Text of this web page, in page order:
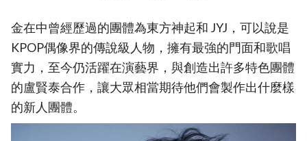
金在中曾經歷過的團體為東方神起和 JYJ，可以說是
KPOP偶像界的傳說級人物，擁有最強的門面和歌唱
實力，至今仍活躍在演藝界，與創造出許多特色團體
的盧賢泰合作，讓大眾相當期待他們會製作出什麼樣
的新人團體。